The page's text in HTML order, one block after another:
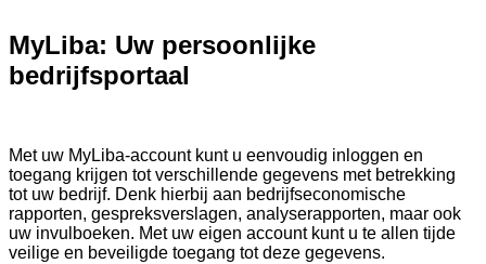
MyLiba: Uw persoonlijke
bedrijfsportaal
Met uw MyLiba-account kunt u eenvoudig inloggen en
toegang krijgen tot verschillende gegevens met betrekking
tot uw bedrijf. Denk hierbij aan bedrijfseconomische
rapporten, gespreksverslagen, analyserapporten, maar ook
uw invulboeken. Met uw eigen account kunt u te allen tijde
veilige en beveiligde toegang tot deze gegevens.